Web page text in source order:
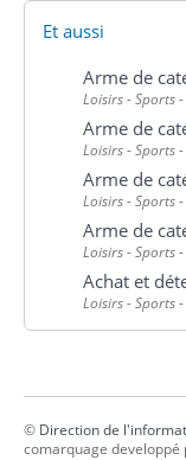
Et aussi
Arme de
Loisirs - Sports
Arme de
Loisirs - Sports
Arme de
Loisirs - Sports
Arme de
Loisirs - Sports
Achat et
Loisirs - Sports
© Direction de
comarquage developpé